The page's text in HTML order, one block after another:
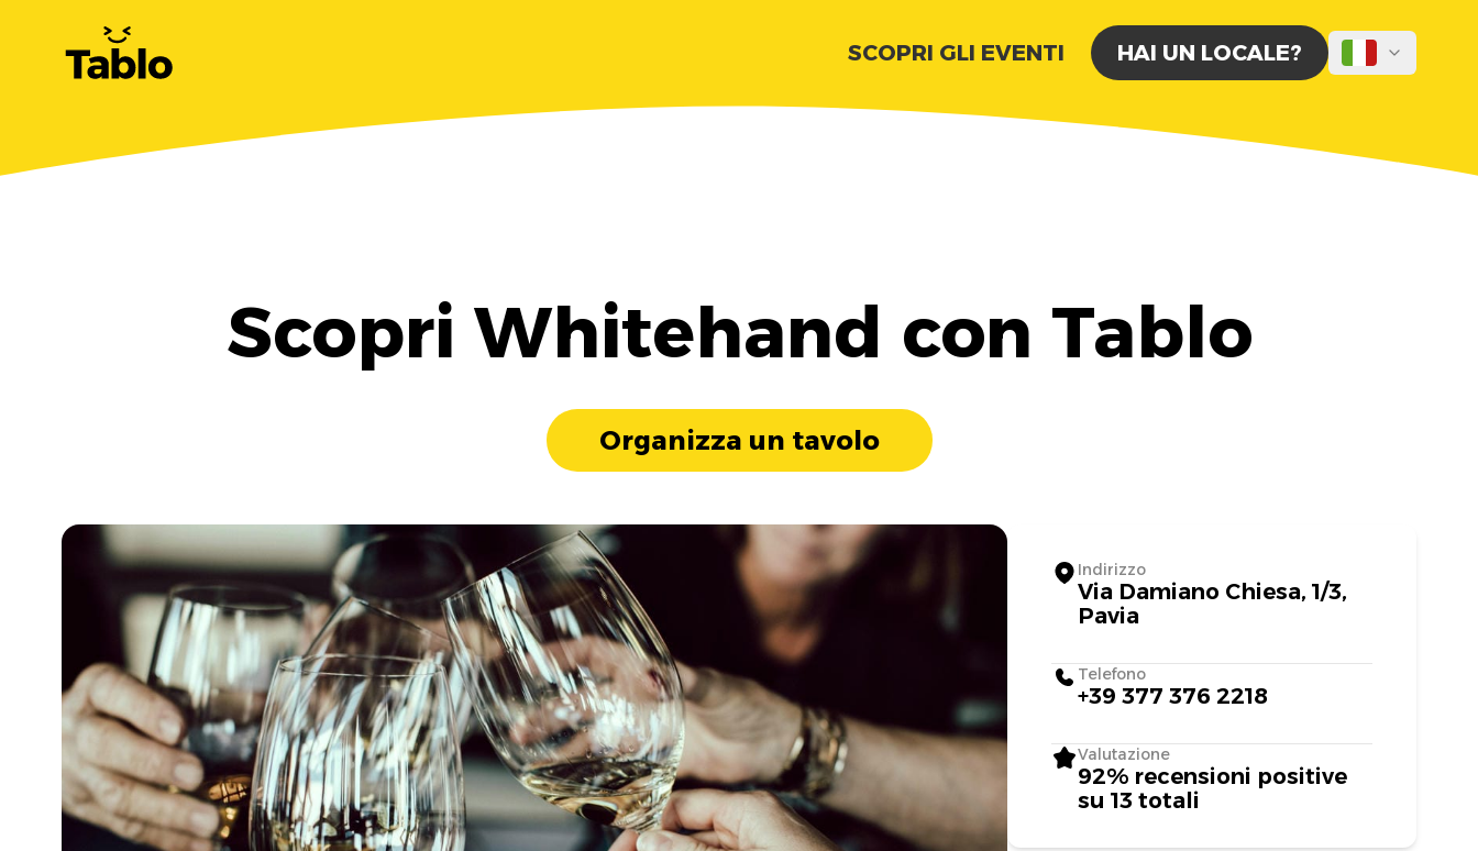
SCOPRI GLI EVENTI HAI UN LOCALE?
Scopri Whitehand con Tablo
Organizza un tavolo
Indirizzo
Via Damiano Chiesa, 1/3,
Pavia
Telefono
+39 377 376 2218
Valutazione
92% recensioni positive
su 13 totali